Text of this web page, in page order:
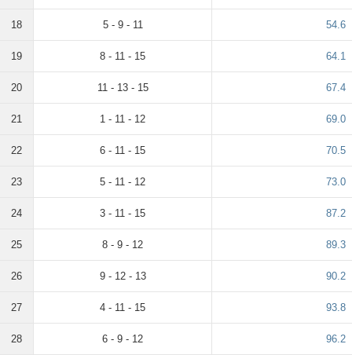
18 5 - 9 - 11 54.6
19 8 - 11 - 15 64.1
20 11 - 13 - 15 67.4
21 1 - 11 - 12 69.0
22 6 - 11 - 15 70.5
23 5 - 11 - 12 73.0
24 3 - 11 - 15 87.2
25 8 - 9 - 12 89.3
26 9 - 12 - 13 90.2
27 4 - 11 - 15 93.8
28 6 - 9 - 12 96.2